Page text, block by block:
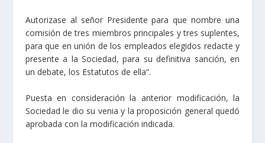
Autorizase al señor Presidente para que nombre una
comisión de tres miembros principales y tres suplentes,
para que en unión de los empleados elegidos redacte y
presente a la Sociedad, para su definitiva sanción, en
un debate, los Estatutos de ella”.
Puesta en consideración la anterior modificación, la
Sociedad le dio su venia y la proposición general quedó
aprobada con la modificación indicada.